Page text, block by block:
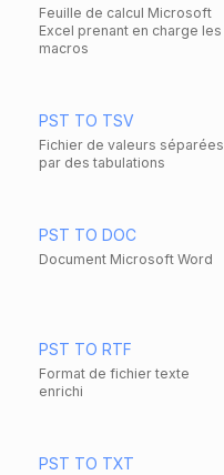
Feuille de calcul Microsoft
Excel prenant en charge les
macros
PST TO TSV
Fichier de valeurs séparées
par des tabulations
PST TO DOC
Document Microsoft Word
PST TO RTF
Format de fichier texte
enrichi
PST TO TXT